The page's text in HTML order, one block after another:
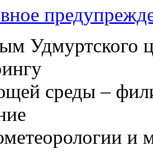
Удмуртского
среды –